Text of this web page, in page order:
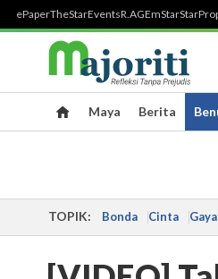
ePaperTheStarEventsR.AGEmStar
Maya Berita
TOPIK: Bonda Cinta Gaya